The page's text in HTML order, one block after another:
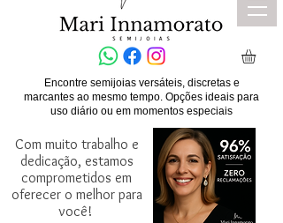
Encontre semijoias versáteis, discretas e
marcantes ao mesmo tempo. Opções ideais para
uso diário ou em momentos especiais
Com muito trabalho e
dedicação, estamos
comprometidos em
oferecer o melhor para
você!